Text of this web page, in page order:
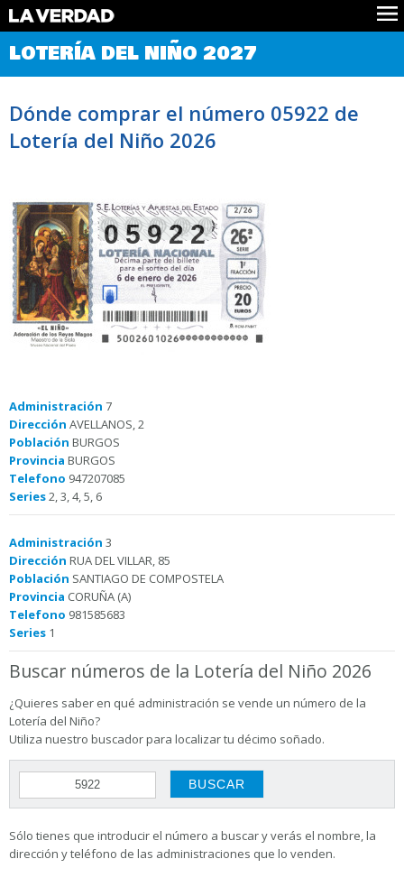
Comprobar Loteria del Niño
Premios
Noticias
Datos
LOTERÍA DEL NIÑO 2027
Dónde comprar el número 05922 de
Lotería del Niño 2026
05922
Administración 7
Dirección AVELLANOS, 2
Población BURGOS
Provincia BURGOS
Telefono 947207085
Series2, 3, 4, 5, 6
Administración 3
Dirección RUA DEL VILLAR, 85
Población SANTIAGO DE COMPOSTELA
Provincia CORUÑA (A)
Telefono 981585683
Series 1
Buscar números de la Lotería del Niño 2026
¿Quieres saber en qué administración se vende un número de la
Lotería del Niño?
Utiliza nuestro buscador para localizar tu décimo soñado.
Sólo tienes que introducir el número a buscar y verás el nombre, la
dirección y teléfono de las administraciones que lo venden.